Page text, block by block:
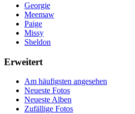
Georgie
Meemaw
Paige
Missy
Sheldon
Erweitert
Am häufigsten angesehen
Neueste Fotos
Neueste Alben
Zufällige Fotos